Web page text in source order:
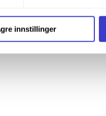
og annen teknologi, og
innstillinger
sida finn du eksempel